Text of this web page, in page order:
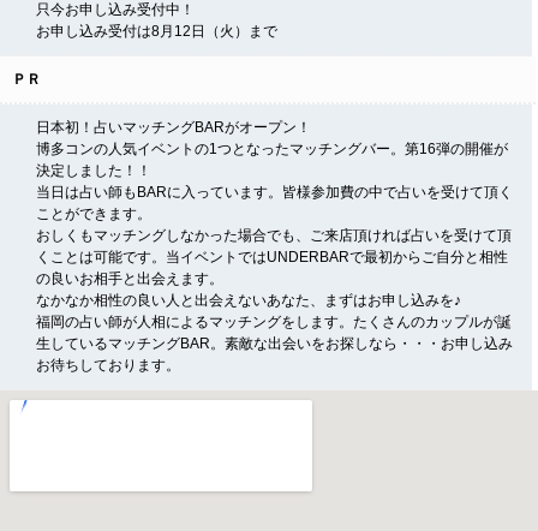
只今お申し込み受付中！
お申し込み受付は8月12日（火）まで
ＰＲ
日本初！占いマッチングBARがオープン！
博多コンの人気イベントの1つとなったマッチングバー。第16弾の開催が
決定しました！！
当日は占い師もBARに入っています。皆様参加費の中で占いを受けて頂く
ことができます。
おしくもマッチングしなかった場合でも、ご来店頂ければ占いを受けて頂
くことは可能です。当イベントではUNDERBARで最初からご自分と相性
の良いお相手と出会えます。
なかなか相性の良い人と出会えないあなた、まずはお申し込みを♪
福岡の占い師が人相によるマッチングをします。たくさんのカップルが誕
生しているマッチングBAR。素敵な出会いをお探しなら・・・お申し込み
お待ちしております。